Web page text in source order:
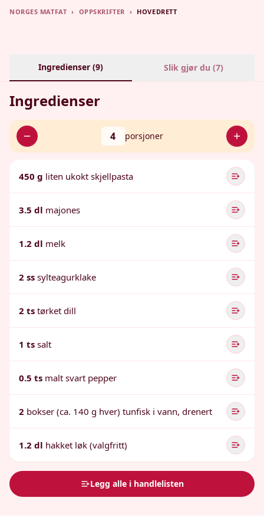
NORGES MATFAT › OPPSKRIFTER › HOVEDRETT
Ingredienser (9) Slik gjør du (7)
Ingredienser
4 porsjoner
450 g liten ukokt skjellpasta
3.5 dl majones
1.2 dl melk
2 ss sylteagurklake
2 ts tørket dill
1 ts salt
0.5 ts malt svart pepper
2 bokser (ca. 140 g hver) tunfisk i vann, drenert
1.2 dl hakket løk (valgfritt)
Legg alle i handlelisten